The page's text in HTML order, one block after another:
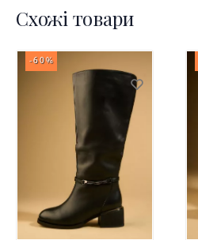
Схожі товари
-60%